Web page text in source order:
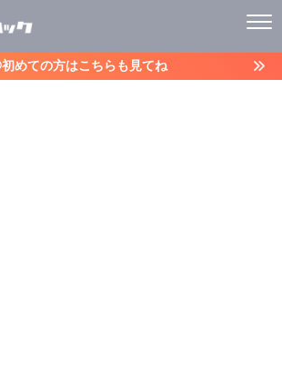
初めての方はこちらも見てね